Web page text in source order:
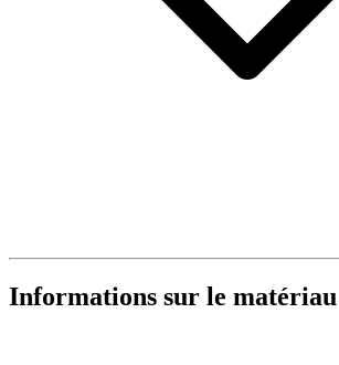
Informations sur le matériau